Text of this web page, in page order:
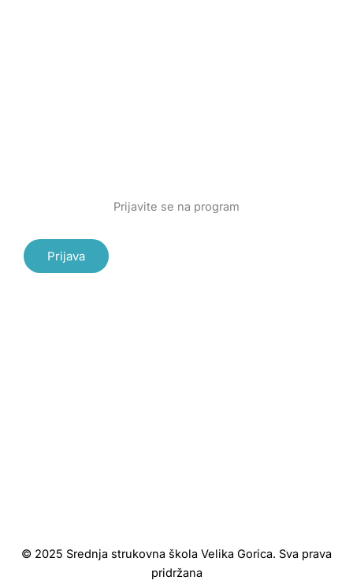
Prijavite se na program
Prijava
© 2025 Srednja strukovna škola Velika Gorica. Sva prava
pridržana